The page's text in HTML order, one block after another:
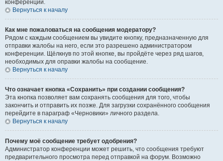
конференции.
Вернуться к началу
Как мне пожаловаться на сообщения модератору?
Рядом с каждым сообщением вы увидите кнопку, предназначенную для
отправки жалобы на него, если это разрешено администратором
конференции. Щёлкнув по этой кнопке, вы пройдёте через ряд шагов,
необходимых для оправки жалобы на сообщение.
Вернуться к началу
Что означает кнопка «Сохранить» при создании сообщения?
Эта кнопка позволяет вам сохранять сообщения для того, чтобы
закончить и отправить их позже. Для загрузки сохранённого сообщения
перейдите в параграф «Черновики» личного раздела.
Вернуться к началу
Почему моё сообщение требует одобрения?
Администратор конференции может решить, что сообщения требуют
предварительного просмотра перед отправкой на форум. Возможно